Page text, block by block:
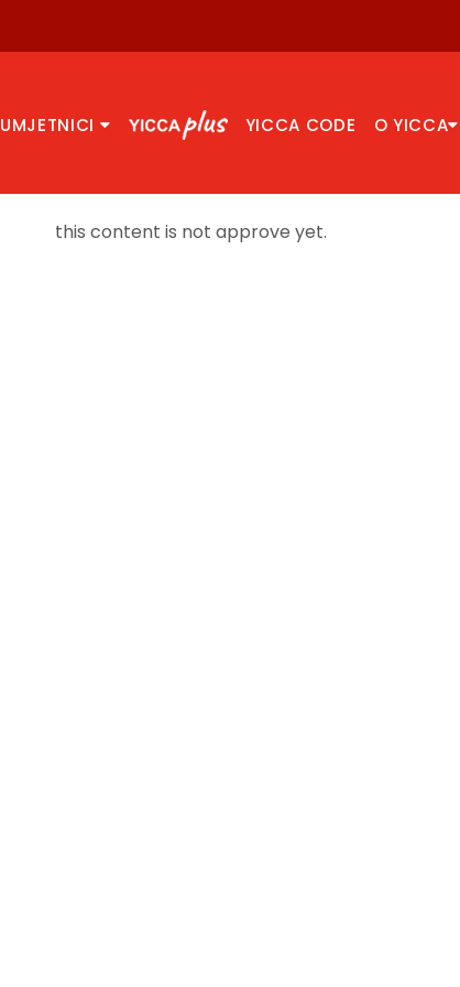
UMJETNICI YICCA CODE O YICCA
this content is not approve yet.